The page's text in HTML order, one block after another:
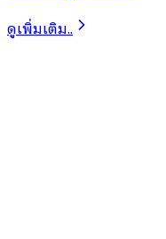
ดูเพิ่มเติม..